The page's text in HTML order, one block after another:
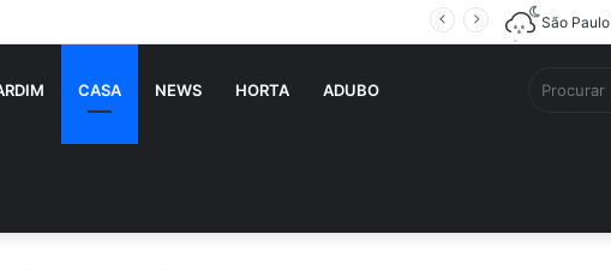
São Paulo
CASA NEWS HORTA ADUBO